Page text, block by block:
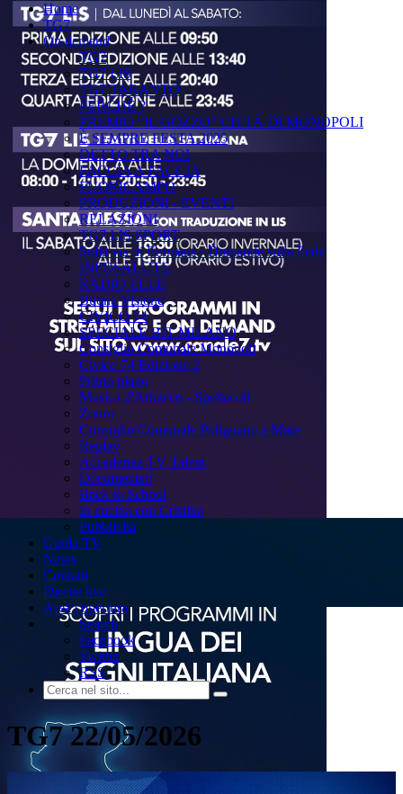
Home
TG7
On demand
TG7
TG7 LIS
TG7 TARANTO
PERCHÉ ?
PREMIO "IL GOZZO" CITTÀ DI MONOPOLI
È SEMPRE FESTA 2025
DETTO TRA NOI
FACCIA A FACCIA
FUORICAMPO
PRODUZIONI - EVENTI
RELAZIONI
TG7 LIS SPORT
Sulla via di Emmaus - Domande sulla Fede
INFOSALUTE
RADIO ELLE
Buona Visione
CIVICO 74
SPECIALE BIT MILANO
Consiglio Comunale Monopoli
Civico 74 Edizione 2
Primo piano
Musica d'Attracco - Spettacoli
Zoom
Consiglio Comunale Polignano a Mare
Replay
Accademia TV Talent
Documentari
Back to School
In cucina con Cristina
Pubblicità
Guida TV
News
Contatti
Dirette live
Area copertura
Search
Facebook
Twitter
RSS
TG7 22/05/2026